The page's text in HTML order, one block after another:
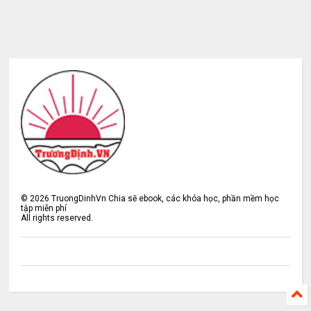
©2026 TruongDinhVn Chia sẽ ebook, các khóa học, phần mềm học
tập miễn phí
All rights reserved.